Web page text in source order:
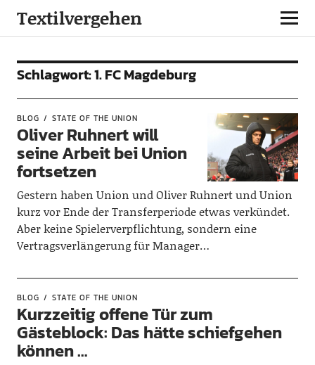
Textilvergehen
Schlagwort:1. FC Magdeburg
BLOG STATE OF THE UNION
Oliver Ruhnert will
seine Arbeit bei Union
fortsetzen
Gestern haben Union und Oliver Ruhnert und Union
kurz vor Ende der Transferperiode etwas verkündet.
Aber keine Spielerverpflichtung, sondern eine
Vertragsverlängerung für Manager…
BLOG STATE OF THE UNION
Kurzzeitig offene Tür zum
Gästeblock: Das hätte schiefgehen
können …